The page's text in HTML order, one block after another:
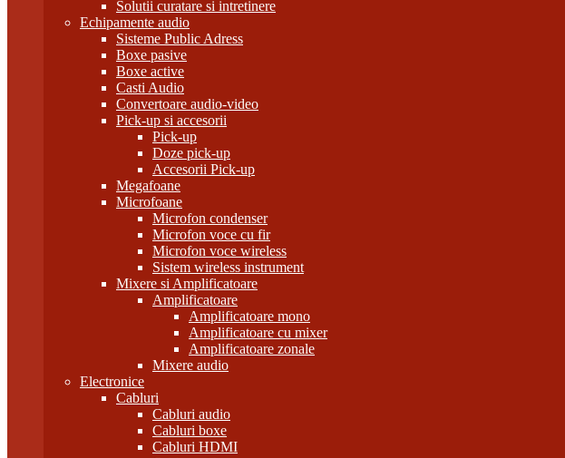
Solutii curatare si intretinere
Echipamente audio
Sisteme Public Adress
Boxe pasive
Boxe active
Casti Audio
Convertoare audio-video
Pick-up si accesorii
Pick-up
Doze pick-up
Accesorii Pick-up
Megafoane
Microfoane
Microfon condenser
Microfon voce cu fir
Microfon voce wireless
Sistem wireless instrument
Mixere si Amplificatoare
Amplificatoare
Amplificatoare mono
Amplificatoare cu mixer
Amplificatoare zonale
Mixere audio
Electronice
Cabluri
Cabluri audio
Cabluri boxe
Cabluri HDMI